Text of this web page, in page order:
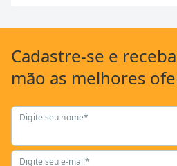
superfícies;
Alta versatilidade, pois pode ser usada
pressão?
Cadastre-se e
mão as melhores
Digite seu nome*
Digite seu e-mail*